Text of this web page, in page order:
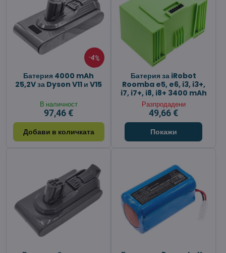
4%
Батерия 4000 mAh
25,2V за Dyson V11 и V15
В наличност
97,46 €
Добави в количката
Батерия за iRobot
Roomba e5, e6, i3, i3+,
i7, i7+, i8, i8+ 3400 mAh
Разпродадени
49,66 €
Покажи